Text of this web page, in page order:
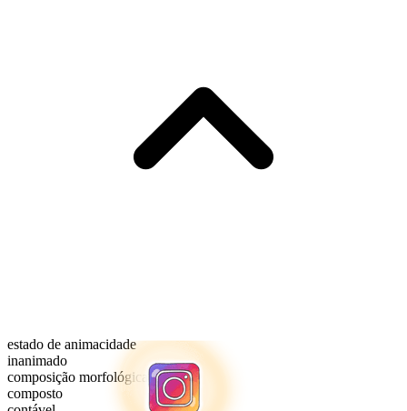
estado de animacidade
inanimado
composição morfológica
composto